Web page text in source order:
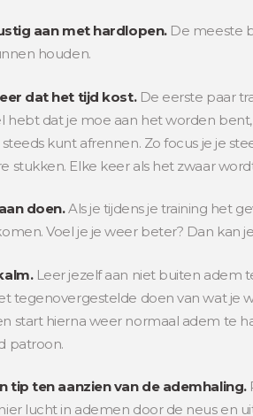
aan met hardlopen.De meeste
houden.
dat het tijd kost. De eerste paar
hebt dat je moe aan het worden
kunt afrennen. Zo focus je je
stukken. Elke keer als het zwaar
doen.Als je tijdens je training het
Voel je je weer beter? Dan kan
Leer jezelf aan niet buiten adem
tegenovergestelde doen van wat je
start hierna weer normaal adem te
patroon.
tip ten aanzien van de ademhaling.
lucht in ademen door de neus en